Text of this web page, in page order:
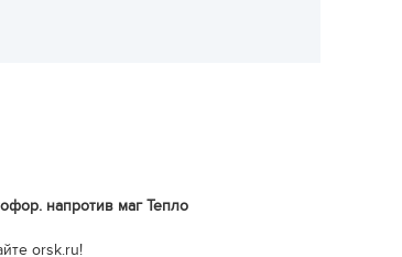
напротив маг Тепло
orsk.ru!